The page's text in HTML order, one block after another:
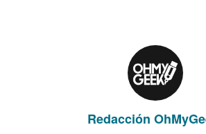
Redacción